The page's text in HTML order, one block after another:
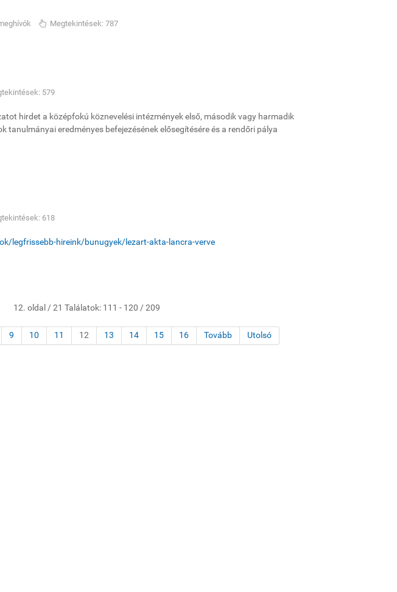
Megtekintések: 787
579
hirdet a középfokú köznevelési intézmények első, második vagy harmadik
eredményes befejezésének elősegítésére és a rendőri pálya
618
legfrissebb-hireink/bunugyek/lezart-akta-lancra-verve
12. oldal / 21 Találatok: 111 - 120 / 209
9 10 11 12 13 14 15 16 Tovább Utolsó